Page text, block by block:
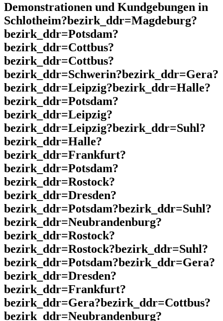
Demonstrationen und Kundgebungen in
Schlotheim?bezirk_ddr=Magdeburg?
bezirk_ddr=Potsdam?
bezirk_ddr=Cottbus?
bezirk_ddr=Cottbus?
bezirk_ddr=Schwerin?bezirk_ddr=Gera?
bezirk_ddr=Leipzig?bezirk_ddr=Halle?
bezirk_ddr=Potsdam?
bezirk_ddr=Leipzig?
bezirk_ddr=Leipzig?bezirk_ddr=Suhl?
bezirk_ddr=Halle?
bezirk_ddr=Frankfurt?
bezirk_ddr=Potsdam?
bezirk_ddr=Rostock?
bezirk_ddr=Dresden?
bezirk_ddr=Potsdam?bezirk_ddr=Suhl?
bezirk_ddr=Neubrandenburg?
bezirk_ddr=Rostock?
bezirk_ddr=Rostock?bezirk_ddr=Suhl?
bezirk_ddr=Potsdam?bezirk_ddr=Gera?
bezirk_ddr=Dresden?
bezirk_ddr=Frankfurt?
bezirk_ddr=Gera?bezirk_ddr=Cottbus?
bezirk_ddr=Neubrandenburg?